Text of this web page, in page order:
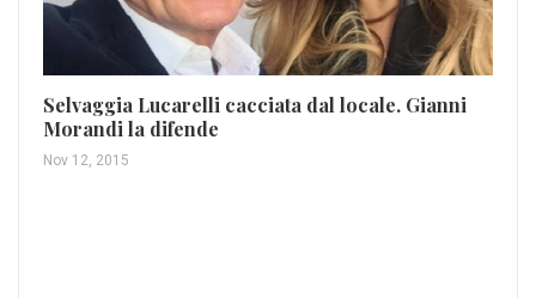
Selvaggia Lucarelli cacciata dal locale. Gianni
Morandi la difende
Nov 12, 2015